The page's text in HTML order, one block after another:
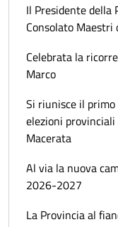
Il Presidente
Consolato Maestri
Celebrata la
Marco
Si riunisce il primo
elezioni provinciali
Macerata
Al via la nuova
2026-2027
La Provincia al